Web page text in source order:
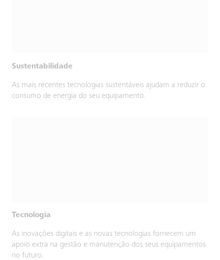
Sustentabilidade
As mais recentes tecnologias sustentáveis ajudam a reduzir o
consumo de energia do seu equipamento.
Tecnologia
As inovações digitais e as novas tecnologias fornecem um
apoio extra na gestão e manutenção dos seus equipamentos
no futuro.